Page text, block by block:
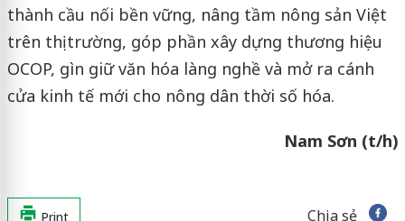
thành cầu nối bền vững, nâng tầm nông sản Việt
trên thị trường, góp phần xây dựng thương hiệu
OCOP, gìn giữ văn hóa làng nghề và mở ra cánh
cửa kinh tế mới cho nông dân thời số hóa.
Nam Sơn (t/h)
Print Chia sẻ